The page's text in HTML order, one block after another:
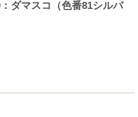
ダマスコ（色番81シルバ